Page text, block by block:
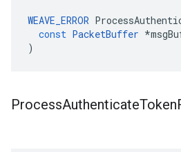
WEAVE_ERROR
const PacketBuffer *
)
ProcessAuthenticateToken